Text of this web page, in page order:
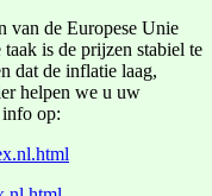
van de Europese Unie
is de prijzen stabiel te
dat de inflatie laag,
helpen we u uw
op: